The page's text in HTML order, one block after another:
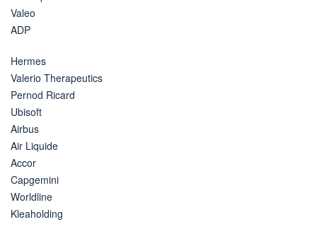
Valeo
ADP
Hermes
Valerio Therapeutics
Pernod Ricard
Ubisoft
Airbus
Air Liquide
Accor
Capgemini
Worldline
Kleaholding